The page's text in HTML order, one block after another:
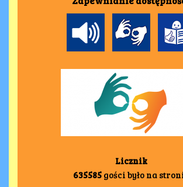
Licznik
635585gości było na